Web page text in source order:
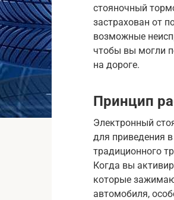
стояночный
застрахован от
возможные
чтобы вы могли
на дороге.
Принцип
Электронный
для приведения
традиционного
Когда вы
которые
автомобиля,